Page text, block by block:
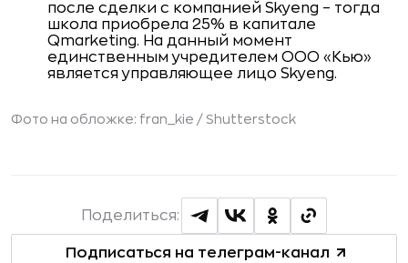
после сделки с компанией Skyeng – тогда
школа приобрела 25% в капитале
Qmarketing. На данный момент
единственным учредителем ООО «Кью»
является управляющее лицо Skyeng.
Фото на обложке: fran_kie / Shutterstock
Подписаться на телеграм-канал
Поделиться: